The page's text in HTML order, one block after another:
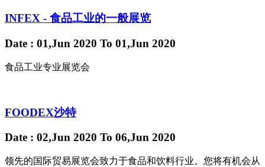
INFEX - 食品工业的一般展览
Date : 01,Jun 2020 To 01,Jun 2020
食品工业专业展览会
FOODEX沙特
Date : 02,Jun 2020 To 06,Jun 2020
领先的国际贸易展览会致力于食品和饮料行业。您将有机会从